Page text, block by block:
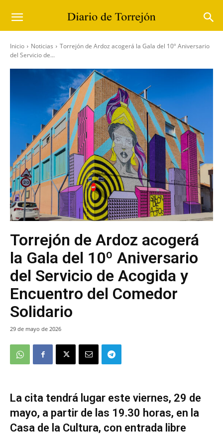
Inicio Noticias
Torrejón de Ardoz acogerá la Gala del 10º Aniversario
del Servicio de...
Torrejón de Ardoz acogerá
la Gala del 10º Aniversario
del Servicio de Acogida y
Encuentro del Comedor
Solidario
29 de mayo de 2026
La cita tendrá lugar este viernes, 29 de
mayo, a partir de las 19.30 horas, en la
Casa de la Cultura, con entrada libre